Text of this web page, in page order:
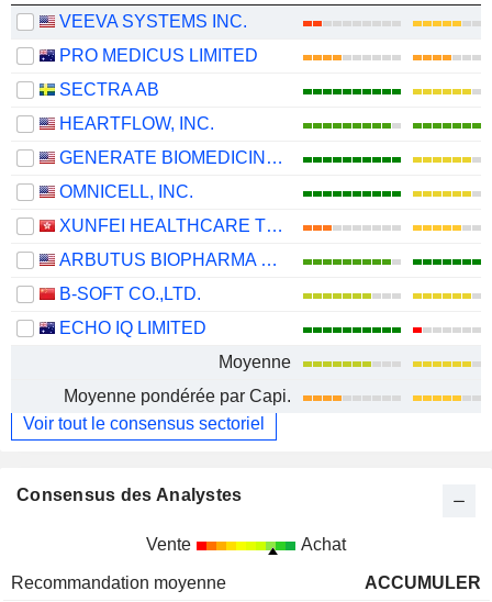
VEEVA SYSTEMS INC.
PRO MEDICUS LIMITED
SECTRA AB
HEARTFLOW, INC.
GENERATE BIOMEDICINES, INC.
OMNICELL, INC.
XUNFEI HEALTHCARE TECHNOLOGY CO., LTD.
ARBUTUS BIOPHARMA CORPORATION
B-SOFT CO.,LTD.
ECHO IQ LIMITED
Moyenne
Moyenne pondérée par Capi.
Voir tout le consensus sectoriel
Consensus des Analystes
Vente Achat
Recommandation moyenne
ACCUMULER